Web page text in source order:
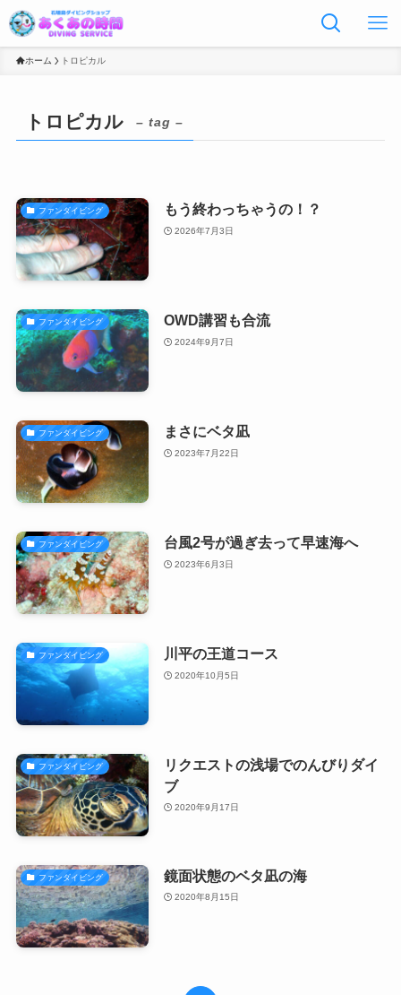
ホーム トロピカル
トロピカル – tag –
ファンダイビング もう終わっちゃうの！？
2026年7月3日
ファンダイビング OWD講習も合流
2024年9月7日
ファンダイビング まさにベタ凪
2023年7月22日
ファンダイビング 台風2号が過ぎ去って早速海へ
2023年6月3日
ファンダイビング 川平の王道コース
2020年10月5日
ファンダイビング
リクエストの浅場でのんびりダイ
ブ
2020年9月17日
ファンダイビング 鏡面状態のベタ凪の海
2020年8月15日